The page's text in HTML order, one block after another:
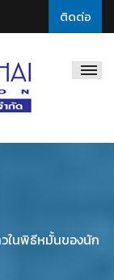
ติดต่อ
ในพิธีหมั้นของนัก